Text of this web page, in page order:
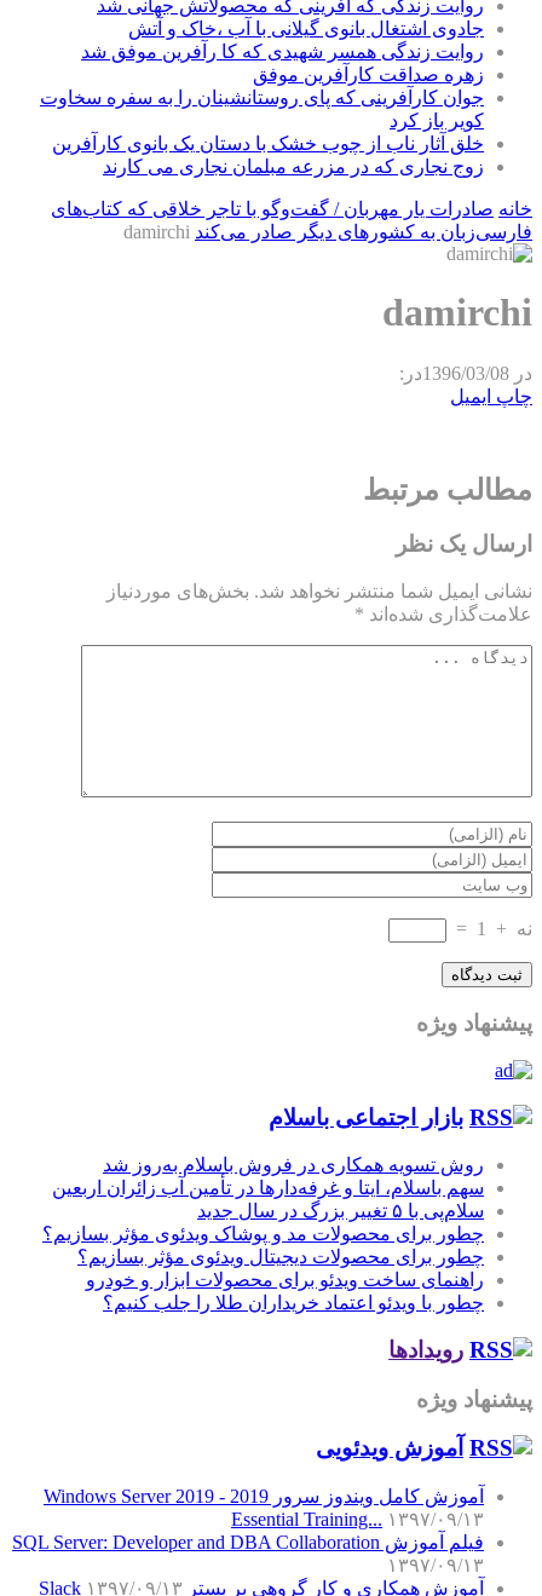
روایت زندگی که آفرینی که محصولاتش جهانی شد
جادوی اشتغال بانوی گیلانی با آب ،خاک و آتش
روایت زندگی همسر شهیدی که کا رآفرین موفق شد
زهره صداقت کارآفرین موفق
جوان کارآفرینی که پای روستانشینان را به سفره سخاوت
کویر باز کرد
خلق آثار ناب از چوب خشک با دستان یک بانوی کارآفرین
زوج نجاری که در مزرعه مبلمان نجاری می کارند
خانه صادرات یار مهربان / گفت‌و‌گو با تاجر خلاقی که کتاب‌های
فارسی‌زبان به کشورهای دیگر صادر می‌کند damirchi
damirchi
در 1396/03/08در:
چاپ ایمیل
مطالب مرتبط
ارسال یک نظر
نشانی ایمیل شما منتشر نخواهد شد. بخش‌های موردنیاز
علامت‌گذاری شده‌اند *
نه +
1
=
پیشنهاد ویژه
بازار اجتماعی باسلام
روش تسویه همکاری در فروش باسلام به‌روز شد
سهم باسلام، ایتا و غرفه‌دارها در تأمین آب زائران اربعین
سلام‌پی با ۵ تغییر بزرگ در سال جدید
چطور برای محصولات مد و پوشاک ویدئوی مؤثر بسازیم؟
چطور برای محصولات دیجیتال ویدئوی مؤثر بسازیم؟
راهنمای ساخت ویدئو برای محصولات ابزار و خودرو
چطور با ویدئو اعتماد خریداران طلا را جلب کنیم؟
رویدادها
پیشنهاد ویژه
آموزش‌ ویدئویی
آموزش کامل ویندوز سرور 2019 - Windows Server 2019
Essential Training... ۱۳۹۷/۰۹/۱۳
فیلم آموزش SQL Server: Developer and DBA Collaboration
۱۳۹۷/۰۹/۱۳
آموزش همکاری و کار گروهی بر بستر Slack ۱۳۹۷/۰۹/۱۳